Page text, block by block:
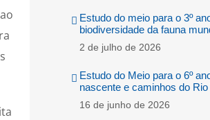
Estudo do meio para o 3º
biodiversidade da fauna
2 de julho de 2026
Estudo do Meio para o 6º
nascente e caminhos do Rio
16 de junho de 2026